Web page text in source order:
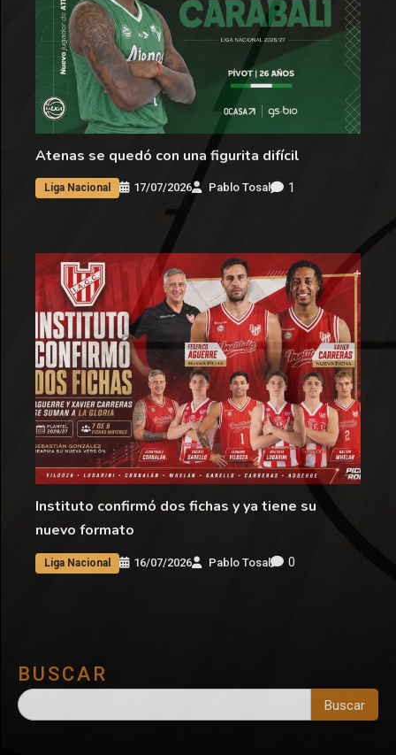
Atenas se quedó con una figurita difícil
Liga Nacional 17/07/2026 Pablo Tosal 1
Instituto confirmó dos fichas y ya tiene su
nuevo formato
Liga Nacional 16/07/2026 Pablo Tosal 0
BUSCAR
Buscar